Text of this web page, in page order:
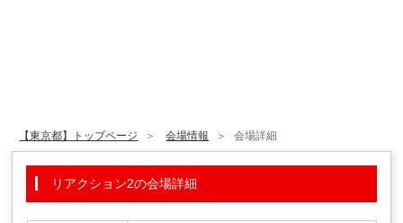
【東京都】トップページ 会場情報 会場詳細
リアクション2の会場詳細